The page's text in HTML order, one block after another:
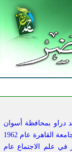
دراو بمحافظة أسوان
بمصر عام 1946. التحق بقسم الاجتماع بكلية الآداب جامعة القاهرة عام 1962
في علم الاجتماع عام